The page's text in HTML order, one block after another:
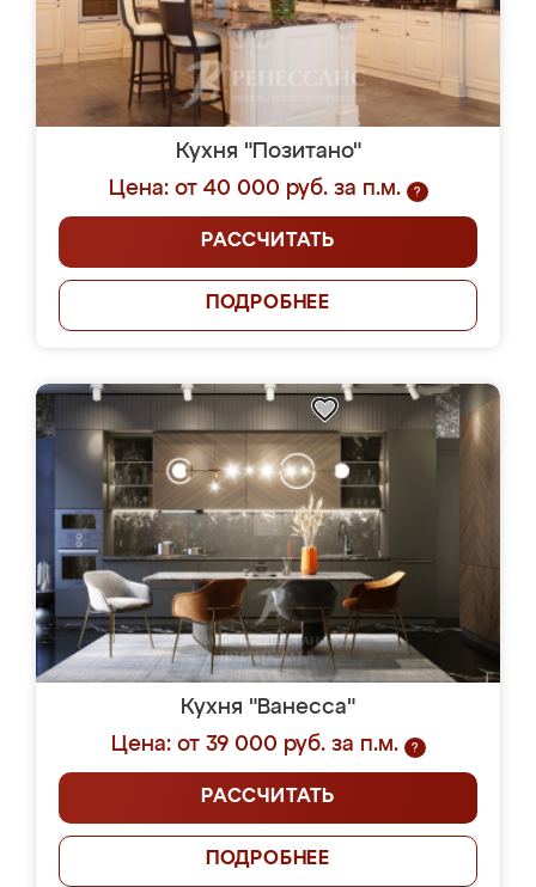
Кухня "Позитано"
Цена: от 40 000 руб. за п.м.
?
РАССЧИТАТЬ
ПОДРОБНЕЕ
Кухня "Ванесса"
Цена: от 39 000 руб. за п.м.
?
РАССЧИТАТЬ
ПОДРОБНЕЕ